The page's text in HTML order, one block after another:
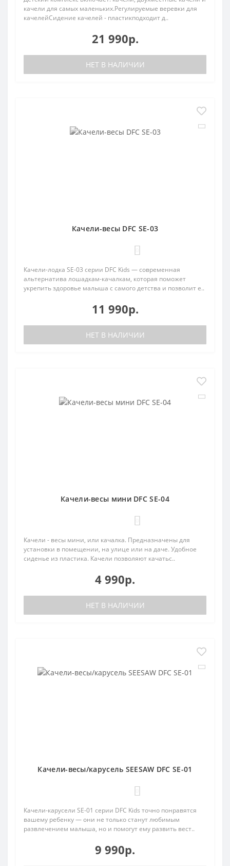
качели для самых маленьких.Регулируемые веревки для
качелейСидение качелей - пластикподходит д..
21 990р.
НЕТ В НАЛИЧИИ
Качели-весы DFC SE-03
Качели-лодка SE-03 серии DFC Kids — современная
альтернатива лошадкам-качалкам, которая поможет
укрепить здоровье малыша с самого детства и позволит е..
11 990р.
НЕТ В НАЛИЧИИ
Качели-весы мини DFC SE-04
Качели - весы мини, или качалка. Предназначены для
установки в помещении, на улице или на даче. Удобное
сиденье из пластика. Качели позволяют качатьс..
4 990р.
НЕТ В НАЛИЧИИ
Качели-весы/карусель SEESAW DFC SE-01
Качели-карусели SE-01 серии DFC Kids точно понравятся
вашему ребенку — они не только станут любимым
развлечением малыша, но и помогут ему развить вест..
9 990р.